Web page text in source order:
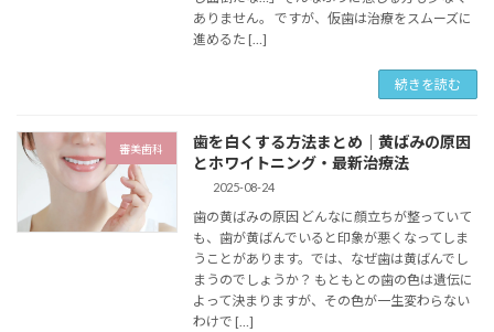
ありません。 ですが、仮歯は治療をスムーズに
進めるた […]
続きを読む
審美歯科
歯を白くする方法まとめ｜黄ばみの原因
とホワイトニング・最新治療法
2025-08-24
歯の黄ばみの原因 どんなに顔立ちが整っていて
も、歯が黄ばんでいると印象が悪くなってしま
うことがあります。では、なぜ歯は黄ばんでし
まうのでしょうか？ もともとの歯の色は遺伝に
よって決まりますが、その色が一生変わらない
わけで […]